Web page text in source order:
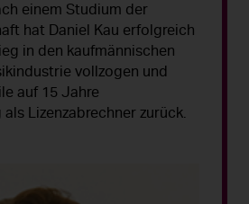
einem Studium der
hat Daniel Kau erfolgreich
in den kaufmännischen
vollzogen und
auf 15 Jahre
Lizenzabrechner zurück.